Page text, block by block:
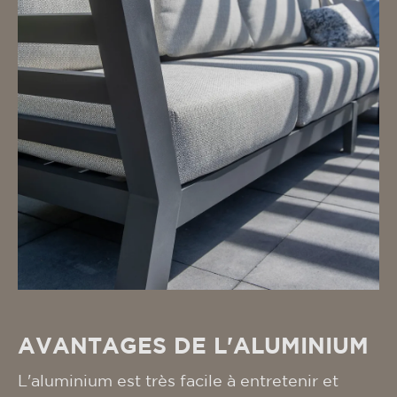
AVANTAGES DE L'ALUMINIUM
L'aluminium est très facile à entretenir et